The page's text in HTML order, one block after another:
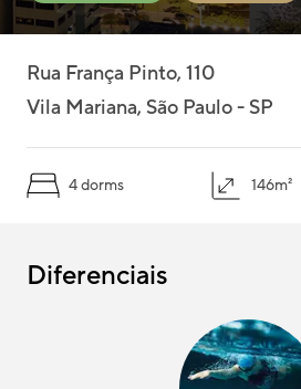
Rua França Pinto, 110
Vila Mariana, São Paulo - SP
4 dorms 146m²
Diferenciais